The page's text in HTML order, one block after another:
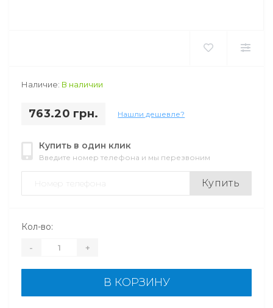
Наличие: В наличии
763.20 грн. Нашли дешевле?
Купить в один клик
Введите номер телефона и мы перезвоним
Купить
Кол-во:
- +
В КОРЗИНУ